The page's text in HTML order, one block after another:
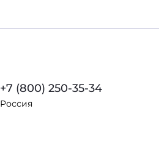
+7 (800) 250-35-34
Россия